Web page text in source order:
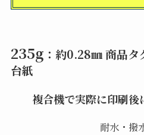
235g ：約0.28㎜ 商品
台紙
複合機で実際に印刷後
耐水・撥